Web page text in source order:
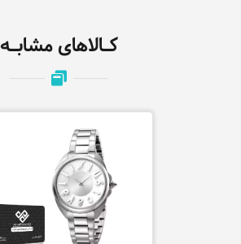
کـالاهای مشابـه